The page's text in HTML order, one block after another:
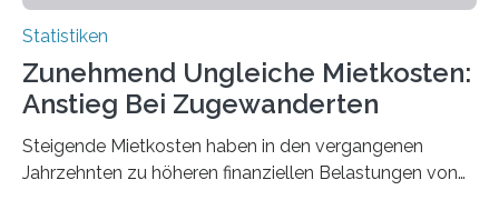
Statistiken
Zunehmend Ungleiche Mietkosten:
Anstieg Bei Zugewanderten
Steigende Mietkosten haben in den vergangenen
Jahrzehnten zu höheren finanziellen Belastungen von